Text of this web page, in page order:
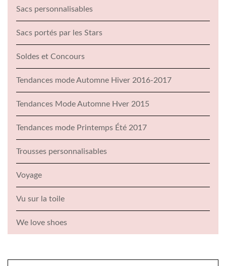
Sacs personnalisables
Sacs portés par les Stars
Soldes et Concours
Tendances mode Automne Hiver 2016-2017
Tendances Mode Automne Hver 2015
Tendances mode Printemps Été 2017
Trousses personnalisables
Voyage
Vu sur la toile
We love shoes